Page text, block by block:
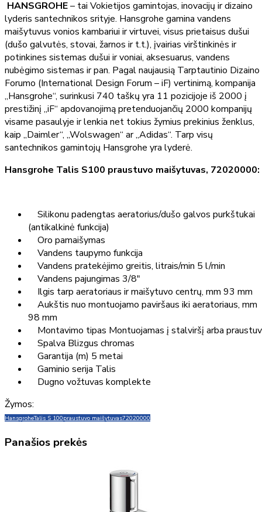
HANSGROHE– tai Vokietijos gamintojas, inovacijų ir dizaino
lyderis santechnikos srityje. Hansgrohe gamina vandens
maišytuvus vonios kambariui ir virtuvei, visus prietaisus dušui
(dušo galvutės, stovai, žarnos ir t.t.), įvairias virštinkinės ir
potinkines sistemas dušui ir voniai, aksesuarus, vandens
nubėgimo sistemas ir pan. Pagal naujausią Tarptautinio Dizaino
Forumo (International Design Forum – iF) vertinimą, kompanija
„Hansgrohe“, surinkusi 740 taškų yra 11 pozicijoje iš 2000 į
prestižinį „iF“ apdovanojimą pretenduojančių 2000 kompanijų
visame pasaulyje ir lenkia net tokius žymius prekinius ženklus,
kaip „Daimler“, „Wolswagen“ ar „Adidas“. Tarp visų
santechnikos gamintojų Hansgrohe yra lyderė.
Hansgrohe Talis S100 praustuvo maišytuvas, 72020000:
Silikonu padengtas aeratorius/dušo galvos purkštukai
(antikalkinė funkcija)
Oro pamaišymas
Vandens taupymo funkcija
Vandens pratekėjimo greitis, litrais/min 5 l/min
Vandens pajungimas 3/8"
Ilgis tarp aeratoriaus ir maišytuvo centrų, mm 93 mm
Aukštis nuo montuojamo paviršaus iki aeratoriaus, mm
98 mm
Montavimo tipas Montuojamas į stalviršį arba
Spalva Blizgus chromas
Garantija (m) 5 metai
Gaminio serija Talis
Dugno vožtuvas komplekte
Žymos:
HansgroheTalis S 100praustuvo maišytuvas72020000
Panašios prekės